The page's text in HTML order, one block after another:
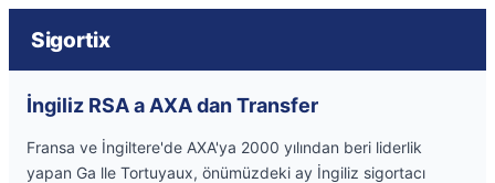
Sigortix
İngiliz RSA a AXA dan Transfer
Fransa ve İngiltere'de AXA'ya 2000 yılından beri liderlik
yapan Ga lle Tortuyaux, önümüzdeki ay İngiliz sigortacı